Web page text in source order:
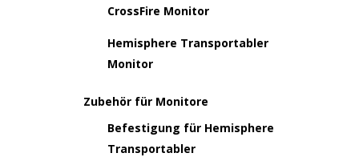
CrossFire Monitor
Hemisphere Transportabler
Monitor
Zubehör für Monitore
Befestigung für Hemisphere
Transportabler